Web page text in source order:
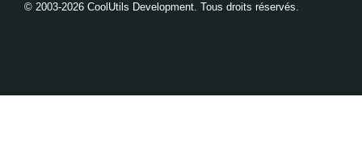
© 2003-2026 CoolUtils Development. Tous droits réservés.